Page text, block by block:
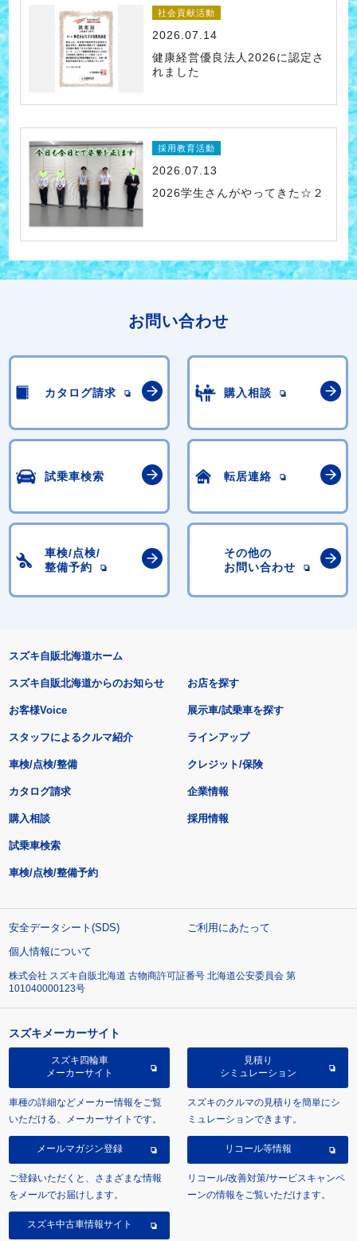
社会貢献活動
2026.07.14
健康経営優良法人2026に認定さ
れました
採用教育活動
2026.07.13
2026学生さんがやってきた☆２
お問い合わせ
カタログ請求 購入相談
試乗車検索 転居連絡
車検/点検/
整備予約
その他の
お問い合わせ
スズキ自販北海道ホーム
スズキ自販北海道からのお知らせ
お客様Voice
スタッフによるクルマ紹介
お店を探す
展示車/試乗車を探す
ラインアップ
車検/点検/整備 クレジット/保険
カタログ請求
購入相談
試乗車検索
車検/点検/整備予約
企業情報
採用情報
安全データシート(SDS)
ご利用にあたって
個人情報について
株式会社 スズキ自販北海道 古物商許可証番号 北海道公安委員会 第
101040000123号
スズキメーカーサイト
スズキ四輪車
メーカーサイト
車種の詳細などメーカー情報をご覧
いただける、メーカーサイトです。
見積り
シミュレーション
スズキのクルマの見積りを簡単にシ
ミュレーションできます。
メールマガジン登録
ご登録いただくと、さまざまな情報
をメールでお届けします。
リコール等情報
リコール/改善対策/サービスキャンペ
ーンの情報をご覧いただけます。
スズキ中古車情報サイト